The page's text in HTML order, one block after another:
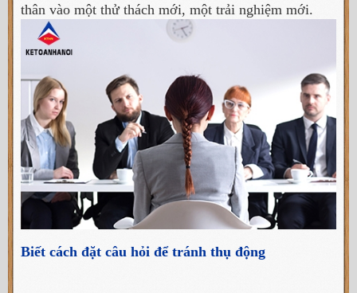
thân vào một thử thách mới, một trải nghiệm mới.
Biết cách đặt câu hỏi để tránh thụ động